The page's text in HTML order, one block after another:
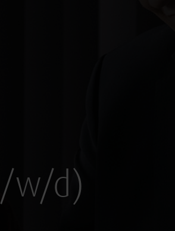
w/d)